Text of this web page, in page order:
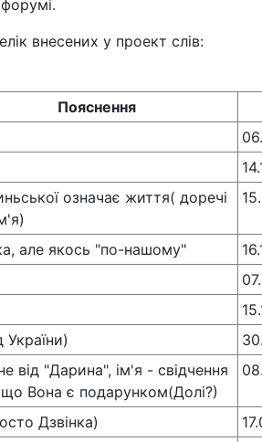
внесених у проект слів:
Пояснення
означає життя( доречі
але якось "по-нашому"
України)
від "Дарина", ім'я - свідчення
Вона є подарунком(Долі?)
Дзвінка)